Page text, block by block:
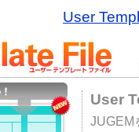
User
User
JUGEM